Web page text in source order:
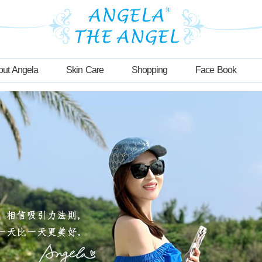
Angela Skin Care Shopping Face Book